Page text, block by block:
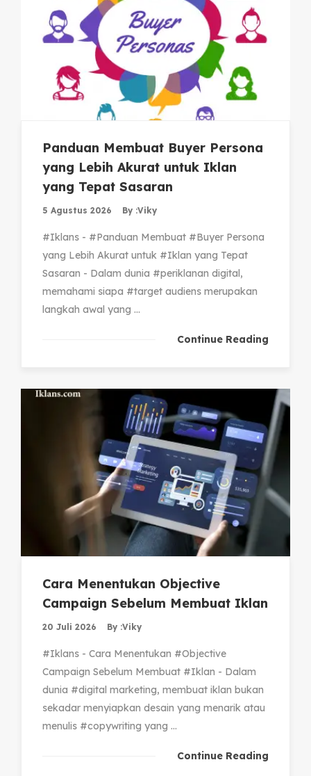
Panduan Membuat Buyer Persona
yang Lebih Akurat untuk Iklan
yang Tepat Sasaran
5 Agustus 2026 By :Viky
#Iklans - #Panduan Membuat #Buyer Persona
yang Lebih Akurat untuk #Iklan yang Tepat
Sasaran - Dalam dunia #periklanan digital,
memahami siapa #target audiens merupakan
langkah awal yang ...
Continue Reading
Cara Menentukan Objective
Campaign Sebelum Membuat Iklan
20 Juli 2026 By :Viky
#Iklans - Cara Menentukan #Objective
Campaign Sebelum Membuat #Iklan - Dalam
dunia #digital marketing, membuat iklan bukan
sekadar menyiapkan desain yang menarik atau
menulis #copywriting yang ...
Continue Reading